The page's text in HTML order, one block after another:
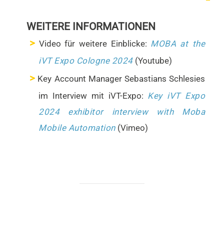
WEITERE INFORMATIONEN
Video für weitere Einblicke: MOBA at the
iVT Expo Cologne 2024(Youtube)
Key Account Manager Sebastians Schlesies
im Interview mit iVT-Expo: Key iVT Expo
2024 exhibitor interview with Moba
Mobile Automation(Vimeo)